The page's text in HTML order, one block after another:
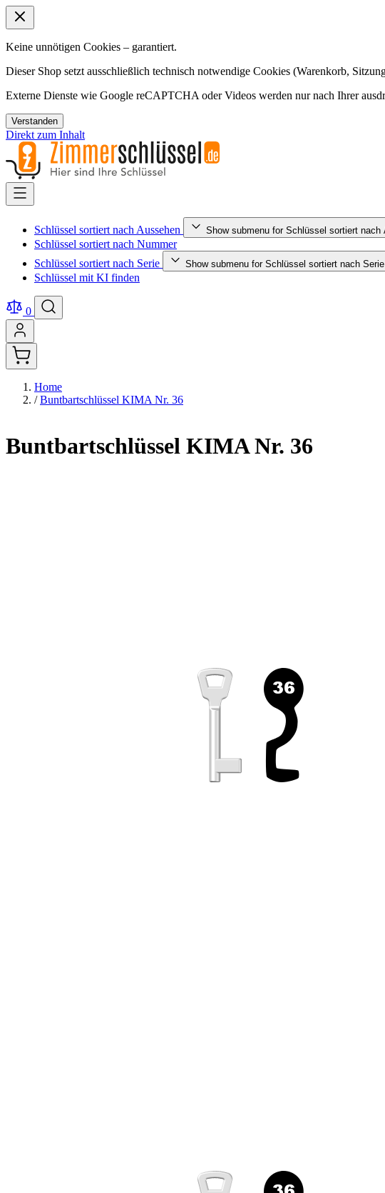
Keine unnötigen Cookies – garantiert.
Dieser Shop setzt ausschließlich technisch notwendige Cookies (Warenkorb,
Externe Dienste wie Google reCAPTCHA oder Videos werden nur nach Ihrer
Verstanden
Direkt zum Inhalt
Schlüssel sortiert nach Aussehen Show submenu for Schlüssel sortiert nach
Schlüssel sortiert nach Nummer
Schlüssel sortiert nach Serie
Show submenu for Schlüssel sortiert nach
Schlüssel mit KI finden
0
Home
/ Buntbartschlüssel KIMA Nr. 36
Buntbartschlüssel KIMA Nr. 36